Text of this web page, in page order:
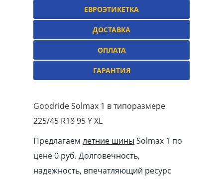
ЕВРОЭТИКЕТКА
ДОСТАВКА
ОПЛАТА
ГАРАНТИЯ
Goodride Solmax 1 в типоразмере
225/45 R18 95 Y XL
Предлагаем летние шины Solmax 1 по
цене 0 руб. Долговечность,
надежность, впечатляющий ресурс